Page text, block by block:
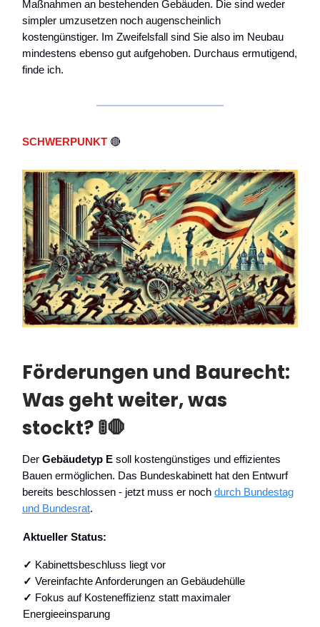
Maßnahmen an bestehenden Gebäuden. Die sind weder
simpler umzusetzen noch augenscheinlich
kostengünstiger. Im Zweifelsfall sind Sie also im Neubau
mindestens ebenso gut aufgehoben. Durchaus ermutigend,
finde ich.
SCHWERPUNKT 🔴
Förderungen und Baurecht:
Was geht weiter, was
stockt? 🚦🛑
Der Gebäudetyp E soll kostengünstiges und effizientes
Bauen ermöglichen. Das Bundeskabinett hat den Entwurf
bereits beschlossen - jetzt muss er noch durch Bundestag
und Bundesrat.
Aktueller Status:
✓ Kabinettsbeschluss liegt vor
✓ Vereinfachte Anforderungen an Gebäudehülle
✓ Fokus auf Kosteneffizienz statt maximaler
Energieeinsparung